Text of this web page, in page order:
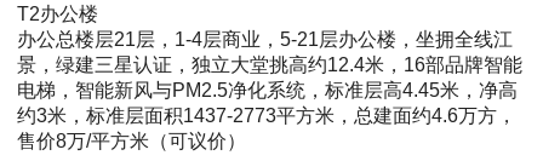
T2办公楼
办公总楼层21层，1-4层商业，5-21层办公楼，坐拥全线江
景，绿建三星认证，独立大堂挑高约12.4米，16部品牌智能
电梯，智能新风与PM2.5净化系统，标准层高4.45米，净高
约3米，标准层面积1437-2773平方米， 总建面约4.6万方，
售价8万/平方米（可议价）